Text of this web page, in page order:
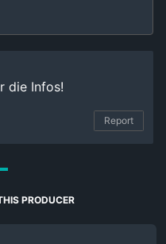
die Infos!
Report
PRODUCER